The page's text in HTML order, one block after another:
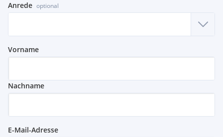
Anrede optional
Vorname
Nachname
E-Mail-Adresse